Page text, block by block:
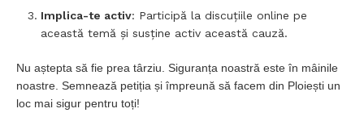
Implica-te activ: Participă la discuțiile online pe
această temă și susține activ această cauză.
Nu aștepta să fie prea târziu. Siguranța noastră este în mâinile
noastre. Semnează petiția și împreună să facem din Ploiești un
loc mai sigur pentru toți!